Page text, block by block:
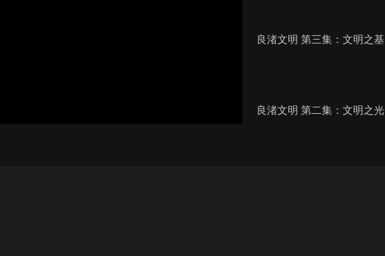
良渚文明 第三集：文明之基
良渚文明 第二集：文明之光